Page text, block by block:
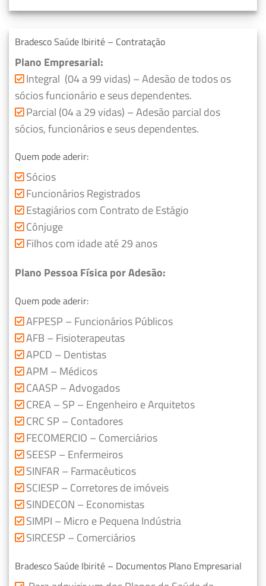
Bradesco Saúde Ibirité – Contratação
Plano Empresarial:
Integral (04 a 99 vidas) – Adesão de todos os
sócios funcionário e seus dependentes.
Parcial (04 a 29 vidas) – Adesão parcial dos
sócios, funcionários e seus dependentes.
Quem pode aderir:
Sócios
Funcionários Registrados
Estagiários com Contrato de Estágio
Cônjuge
Filhos com idade até 29 anos
Plano Pessoa Física por Adesão:
Quem pode aderir:
AFPESP – Funcionários Públicos
AFB – Fisioterapeutas
APCD – Dentistas
APM – Médicos
CAASP – Advogados
CREA – SP – Engenheiro e Arquitetos
CRC SP – Contadores
FECOMERCIO – Comerciários
SEESP – Enfermeiros
SINFAR – Farmacêuticos
SCIESP – Corretores de imóveis
SINDECON – Economistas
SIMPI – Micro e Pequena Indústria
SIRCESP – Comerciários
Bradesco Saúde Ibirité – Documentos Plano Empresarial